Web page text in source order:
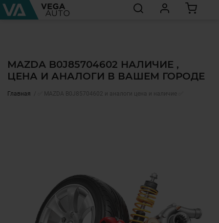
MAZDA B0J85704602 НАЛИЧИЕ ,
ЦЕНА И АНАЛОГИ В ВАШЕМ ГОРОДЕ
Главная ✅ MAZDA B0J85704602 и аналоги цена и наличие ✅